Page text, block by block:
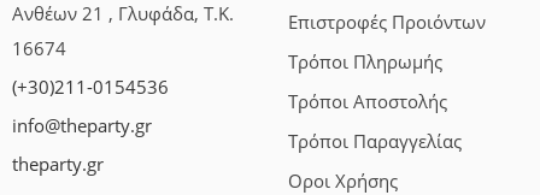
Ανθέων 21 , Γλυφάδα, Τ.Κ.
16674
(+30)211-0154536
info@theparty.gr
theparty.gr
Επιστροφές Προιόντων
Τρόποι Πληρωμής
Τρόποι Αποστολής
Τρόποι Παραγγελίας
Οροι Χρήσης